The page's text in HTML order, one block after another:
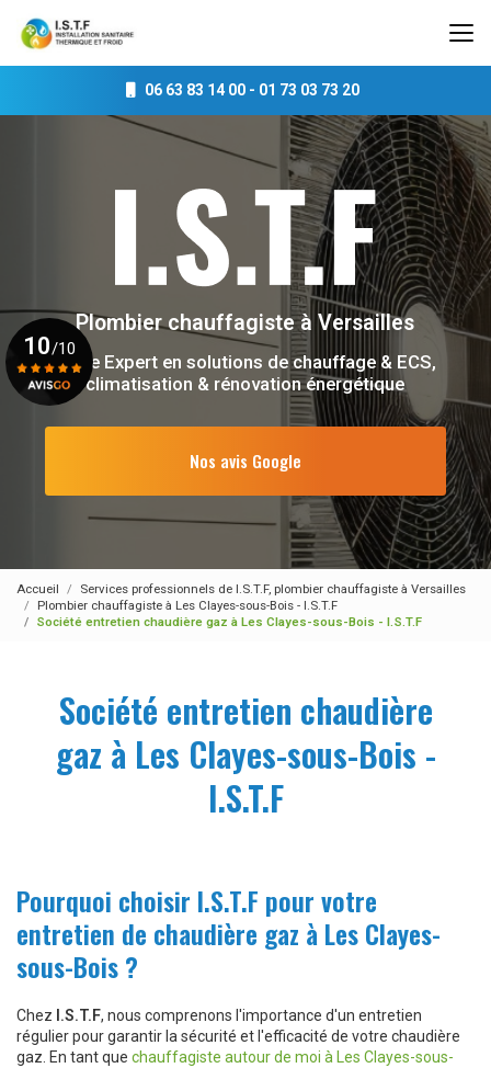
contenu
06 63 83 14 00- 01 73 03 73 20
Plombier chauffagisteà Versailles
Votre Expert en solutions de chauffage & ECS,
climatisation & rénovation énergétique
Nos avis Google
10/10
Accueil
Services professionnels de I.S.T.F, plombier chauffagiste à Versailles
Plombier chauffagiste à Les Clayes-sous-Bois - I.S.T.F
Société entretien chaudière gaz à Les Clayes-sous-Bois - I.S.T.F
Société entretien chaudière
gaz à Les Clayes-sous-Bois -
I.S.T.F
Pourquoi choisir I.S.T.F pour votre
entretien de chaudière gaz à Les Clayes-
sous-Bois ?
Chez I.S.T.F, nous comprenons l'importance d'un entretien
régulier pour garantir la sécurité et l'efficacité de votre chaudière
gaz. En tant que chauffagiste autour de moi à Les Clayes-sous-